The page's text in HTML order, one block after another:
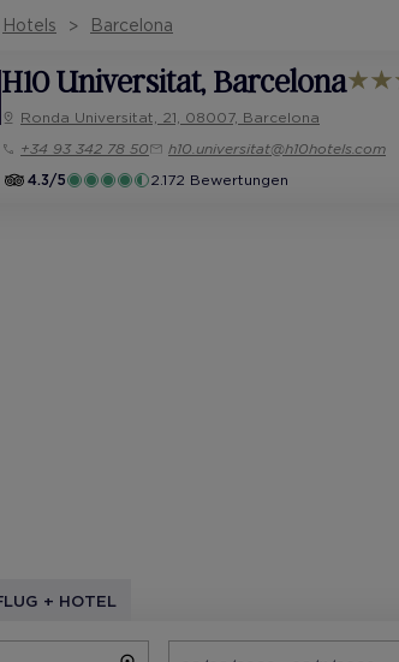
Hotels Barcelona
H10 Universitat, Barcelona
Ronda Universitat, 21, 08007, Barcelona
+34 93 342 78 50
h10.universitat@h10hotels.com
4.3/5
2.172 Bewertungen
+ HOTEL